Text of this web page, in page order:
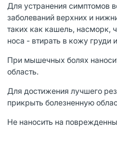
Для устранения симптомов
заболеваний верхних и
таких как кашель, насморк,
носа - втирать в кожу груди
При мышечных болях
область.
Для достижения лучшего
прикрыть болезненную
Не наносить на